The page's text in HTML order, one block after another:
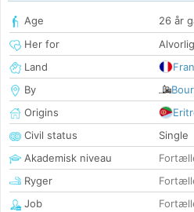
Age
26 år
Her for
Land
By
Origins
Civil status
Single
Akademisk niveau
Ryger
Job